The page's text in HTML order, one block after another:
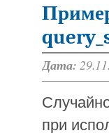
Дата:
при